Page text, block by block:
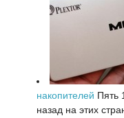
накопителей Пять
назад на этих